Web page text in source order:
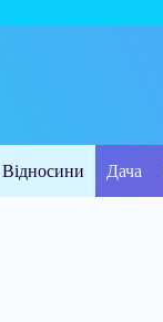
Відносини Дача